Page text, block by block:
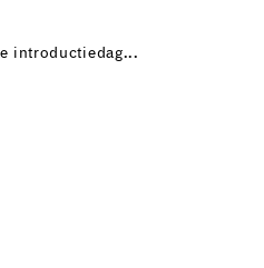
introductiedag...